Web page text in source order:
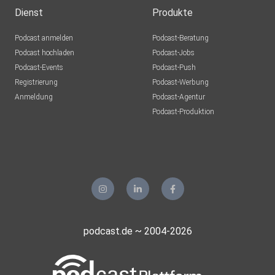
Dienst
Podcast anmelden
Podcast hochladen
Podcast-Events
Registrierung
Anmeldung
Produkte
Podcast-Beratung
Podcast-Jobs
Podcast-Push
Podcast-Werbung
Podcast-Agentur
Podcast-Produktion
podcast.de ~ 2004-2026